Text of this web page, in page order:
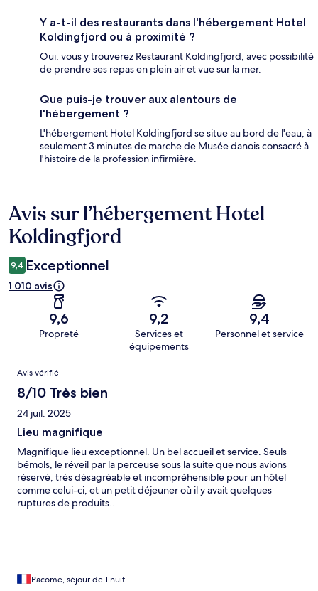
Y a-t-il des restaurants dans l'hébergement Hotel
Koldingfjord ou à proximité ?
Oui, vous y trouverez Restaurant Koldingfjord, avec possibilité
de prendre ses repas en plein air et vue sur la mer.
Que puis-je trouver aux alentours de
l'hébergement ?
L'hébergement Hotel Koldingfjord se situe au bord de l'eau, à
seulement 3 minutes de marche de Musée danois consacré à
l'histoire de la profession infirmière.
Avis
Avis sur l’hébergement Hotel
Koldingfjord
9,4 Exceptionnel
1 010 avis
9,6
Propreté
9,2
Services et
équipements
9,4
Personnel et service
Avis
Avis vérifié
8/10 Très bien
24 juil. 2025
Lieu magnifique
Magnifique lieu exceptionnel. Un bel accueil et service. Seuls
bémols, le réveil par la perceuse sous la suite que nous avions
réservé, très désagréable et incompréhensible pour un hôtel
comme celui-ci, et un petit déjeuner où il y avait quelques
ruptures de produits...
Pacome, séjour de 1 nuit